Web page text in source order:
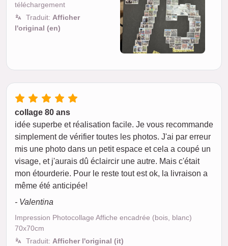
téléchargement
Traduit: Afficher
l'original (en)
collage 80 ans
idée superbe et réalisation facile. Je vous recommande
simplement de vérifier toutes les photos. J'ai par erreur
mis une photo dans un petit espace et cela a coupé un
visage, et j'aurais dû éclaircir une autre. Mais c'était
mon étourderie. Pour le reste tout est ok, la livraison a
même été anticipée!
- Valentina
Impression Photocollage Affiche encadrée (bois, blanc)
70x70cm
Traduit: Afficher l'original (it)